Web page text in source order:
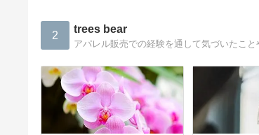
2 trees bear